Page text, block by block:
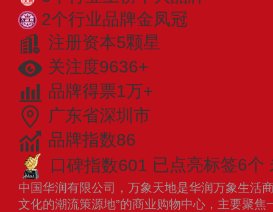
2个行业品牌金凤冠
注册资本5颗星
关注度9636+
品牌得票1万+
广东省深圳市
品牌指数86
口碑指数601 已点亮标签6个
中国华润有限公司，万象天地是华润万象生活
文化的潮流策源地”的商业购物中心，主要聚